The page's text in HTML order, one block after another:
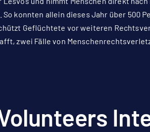
konnten allein dieses Jahr über 500
Geflüchtete vor weiteren
zwei Fälle von